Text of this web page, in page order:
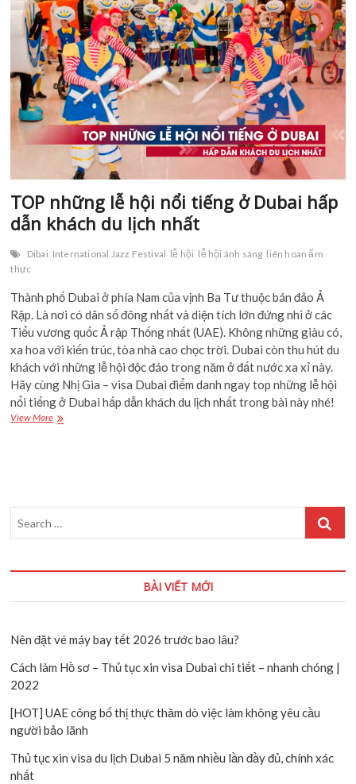
n
TOP những lễ hội nổi tiếng ở Dubai hấp
dẫn khách du lịch nhất
Dibai International Jazz Festival lễ hội lễ hội ánh sáng liên hoan ẩm
thực
Thành phố Dubai ở phía Nam của vịnh Ba Tư thuộc bán đảo Ả
Rập. Là nơi có dân số đông nhất và diện tích lớn đứng nhì ở các
Tiểu vương quốc Ả rập Thống nhất (UAE). Không những giàu có,
xa hoa với kiến trúc, tòa nhà cao chọc trời. Dubai còn thu hút du
khách với những lễ hội độc đáo trong năm ở đất nước xa xỉ này.
Hãy cùng Nhị Gia – visa Dubai điểm danh ngay top những lễ hội
nổi tiếng ở Dubai hấp dẫn khách du lịch nhất trong bài này nhé!
View MoreTOP
hấp
du
nhất
Search
BÀI VIẾT MỚI
Nên đặt vé máy bay tết 2026 trước bao lâu?
Cách làm Hồ sơ – Thủ tục xin visa Dubai chi tiết – nhanh chóng |
2022
[HOT] UAE công bố thị thực thăm dò việc làm không yêu cầu
người bảo lãnh
Thủ tục xin visa du lịch Dubai 5 năm nhiều lần đầy đủ, chính xác
nhất